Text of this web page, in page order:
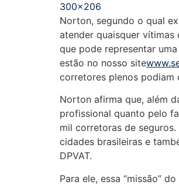
Norton, segundo o qual
atender quaisquer
que pode representar
estão no nosso site
corretores plenos podiam
Norton afirma que, além
profissional quanto pelo
mil corretoras de
cidades brasileiras e
DPVAT.
Para ele, essa “missão”